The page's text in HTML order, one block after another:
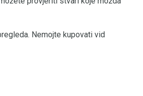
Nemojte kupovati vid